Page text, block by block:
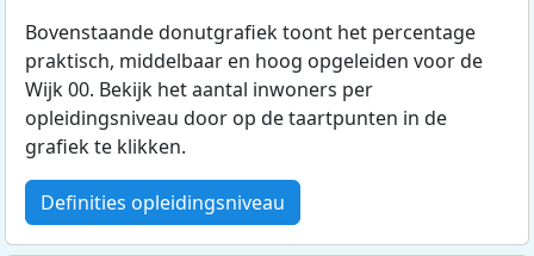
Bovenstaande donutgrafiek toont het percentage
praktisch, middelbaar en hoog opgeleiden voor de
Wijk 00. Bekijk het aantal inwoners per
opleidingsniveau door op de taartpunten in de
grafiek te klikken.
Definities opleidingsniveau